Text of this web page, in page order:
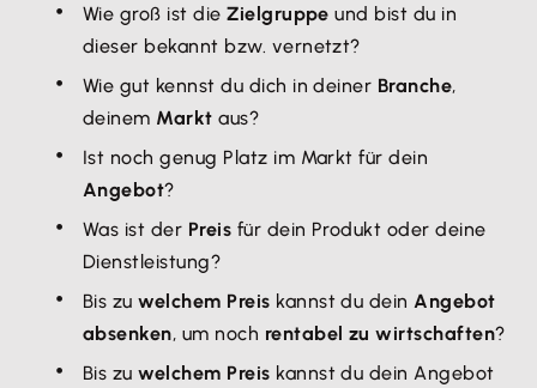
Wie groß ist dieZielgruppeund bist du in
dieser bekannt bzw. vernetzt?
Wie gut kennst du dich in deiner Branche,
deinem Marktaus?
Ist noch genug Platz im Markt für dein
Angebot?
Was ist der Preis für dein Produkt oder deine
Dienstleistung?
Bis zuwelchem Preis kannst du deinAngebot
absenken, um noch rentabel zu wirtschaften?
Bis zuwelchem Preis kannst du dein Angebot